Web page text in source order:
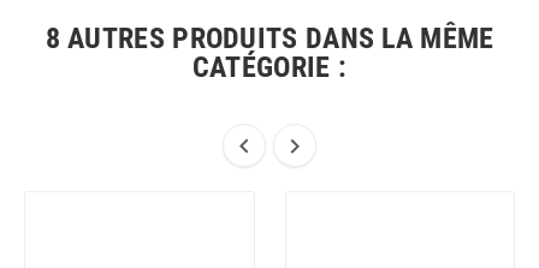
8 AUTRES PRODUITS DANS LA MÊME
CATÉGORIE :
 